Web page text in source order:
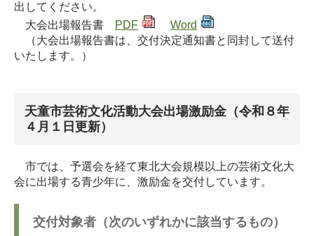
出してください。
大会出場報告書
PDF
Word
（大会出場報告書は、交付決定通知書と同封して送付
いたします。）
天童市芸術文化活動大会出場激励金（令和８年
４月１日更新）
市では、予選会を経て東北大会規模以上の芸術文化大
会に出場する青少年に、激励金を交付しています。
交付対象者（次のいずれかに該当するもの）